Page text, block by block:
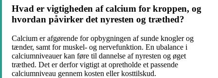
Hvad er vigtigheden af calcium for kroppen, og
hvordan påvirker det nyresten og træthed?
Calcium er afgørende for opbygningen af sunde knogler og
tænder, samt for muskel- og nervefunktion. En ubalance i
calciumniveauer kan føre til dannelse af nyresten og øget
træthed. Det er derfor vigtigt at opretholde et passende
calciumniveau gennem kosten eller kosttilskud.